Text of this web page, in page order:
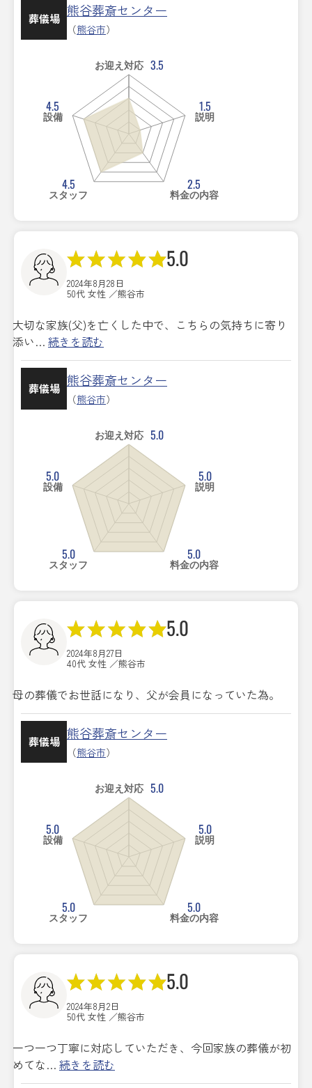
葬儀場 熊谷葬斎センター
（熊谷市）
お迎え対応 3.5
1.5
説明
2.5
料金の内容
4.5
スタッフ
4.5
設備
5.0
2024年8月28日
50代 女性 ／熊谷市
大切な家族(父)を亡くした中で、こちらの気持ちに寄り
添い… 続きを読む
葬儀場 熊谷葬斎センター
（熊谷市）
お迎え対応 5.0
5.0
説明
5.0
料金の内容
5.0
スタッフ
5.0
設備
5.0
2024年8月27日
40代 女性 ／熊谷市
母の葬儀でお世話になり、父が会員になっていた為。
葬儀場 熊谷葬斎センター
（熊谷市）
お迎え対応 5.0
5.0
説明
5.0
料金の内容
5.0
スタッフ
5.0
設備
5.0
2024年8月2日
50代 女性 ／熊谷市
一つ一つ丁寧に対応していただき、今回家族の葬儀が初
めてな… 続きを読む